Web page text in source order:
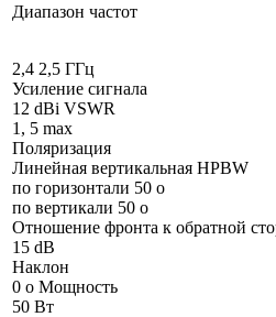
Диапазон частот
2,4 2,5 ГГц
Усиление сигнала
12 dBi VSWR
1, 5 max
Поляризация
Линейная вертикальная HPBW
по горизонтали 50 o
по вертикали 50 o
Отношение фронта к обратной
15 dB
Наклон
0 o Мощность
50 Вт